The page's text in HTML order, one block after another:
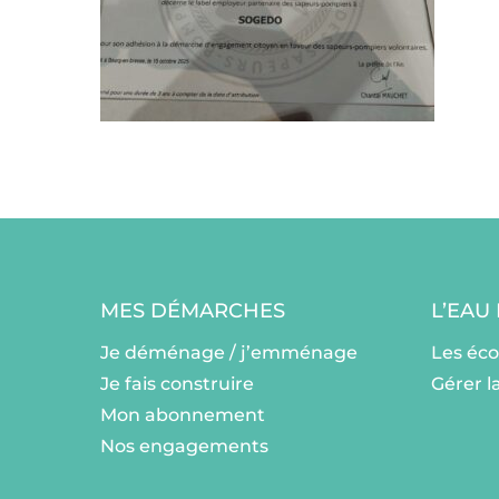
MES DÉMARCHES
Je déménage / j’emménage
Je fais construire
Mon abonnement
Nos engagements
Les
Gérer